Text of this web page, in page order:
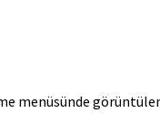
menüsünde